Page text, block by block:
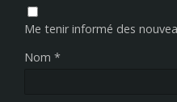
Me tenir informé des
Nom *